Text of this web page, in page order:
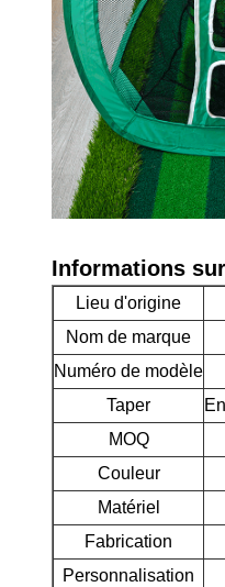
Informations
Lieu d'origine
Nom de marque
Numéro de modèle
Taper
MOQ
Couleur
Matériel
Fabrication
Personnalisation